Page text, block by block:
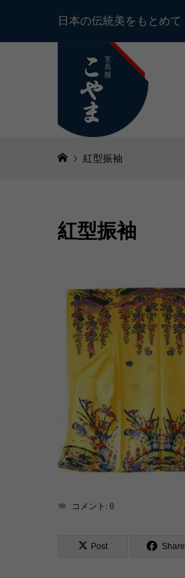
日本の伝統美をもとめて
紅型振袖
紅型振袖
コメント: 0
Post Share